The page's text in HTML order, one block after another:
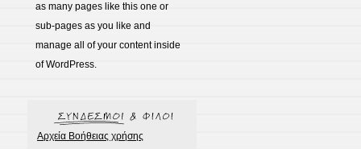
as many pages like this one or
sub-pages as you like and
manage all of your content inside
of WordPress.
Αρχεία Βοήθειας χρήσης